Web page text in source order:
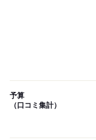
予算
（口コミ集計）